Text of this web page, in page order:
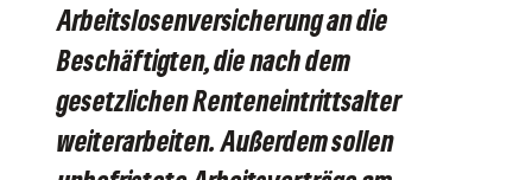
Arbeitslosenversicherung an die
Beschäftigten, die nach dem
gesetzlichen Renteneintrittsalter
weiterarbeiten. Außerdem sollen